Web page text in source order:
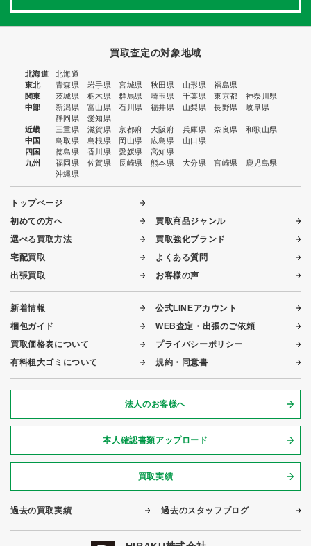
買取査定の対象地域
北海道
北海道
東北
青森県 岩手県 宮城県 秋田県 山形県
福島県
関東
茨城県 栃木県 群馬県 埼玉県 千葉県 東京都
神奈川県
中部
新潟県 富山県 石川県 福井県 山梨県 長野県
岐阜県
静岡県
愛知県
近畿
三重県 滋賀県 京都府 大阪府 兵庫県 奈良県
和歌山県
中国
鳥取県 島根県 岡山県 広島県
山口県
四国
徳島県 香川県 愛媛県
高知県
九州
福岡県 佐賀県 長崎県 熊本県 大分県 宮崎県
鹿児島県
沖縄県
トップページ
初めての方へ
選べる買取方法
宅配買取
出張買取
買取商品ジャンル
買取強化ブランド
よくある質問
お客様の声
新着情報
梱包ガイド
買取価格表について
有料粗大ゴミについて
公式LINEアカウント
WEB査定・出張のご依頼
プライバシーポリシー
規約・同意書
法人のお客様へ
本人確認書類アップロード
買取実績
過去の買取実績 過去のスタッフブログ